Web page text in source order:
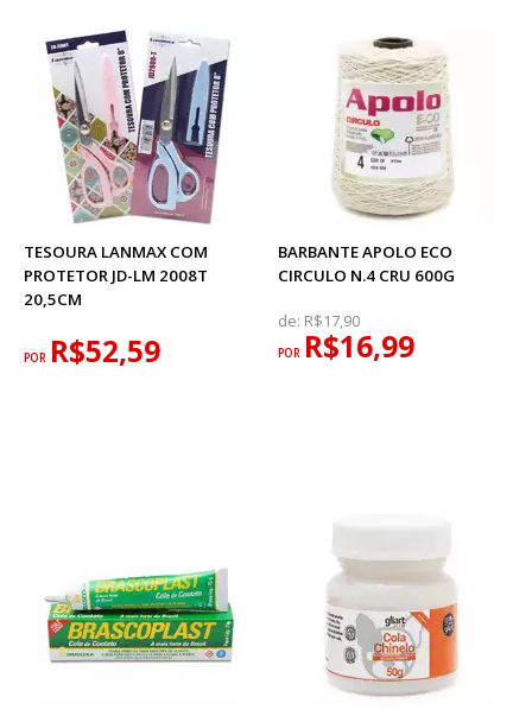
TESOURA LANMAX COM
PROTETOR JD-LM 2008T
20,5CM
POR R$52,59
BARBANTE APOLO ECO
CIRCULO N.4 CRU 600G
de: R$17,90
POR R$16,99